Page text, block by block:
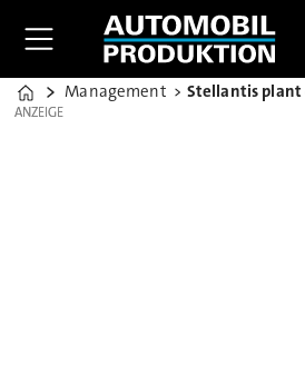
Home
Management
ANZEIGE
ANZEIGE